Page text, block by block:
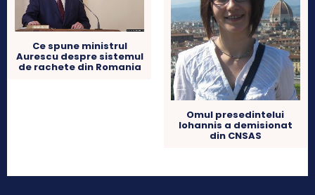
Ce spune ministrul
Aurescu despre sistemul
de rachete din Romania
Omul presedintelui
Iohannis a demisionat
din CNSAS